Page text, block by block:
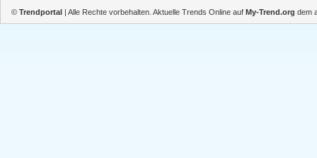
© Trendportal | Alle Rechte vorbehalten. Aktuelle Trends Online auf My-Trend.org dem